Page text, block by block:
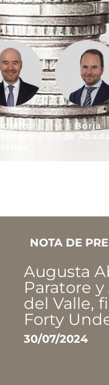
Borja
de
NOTA DE
Augusta
Paratore
del Valle,
Forty
30/07/2024